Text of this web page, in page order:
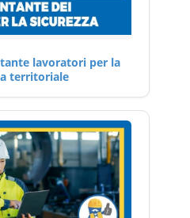
lavoratori per la
territoriale